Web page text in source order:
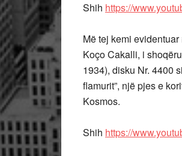
Shih https://
Më tej kemi
Koço Cakalli, i
1934), disku Nr. 4400
flamurit”, një pjes e
Kosmos.
Shih https://